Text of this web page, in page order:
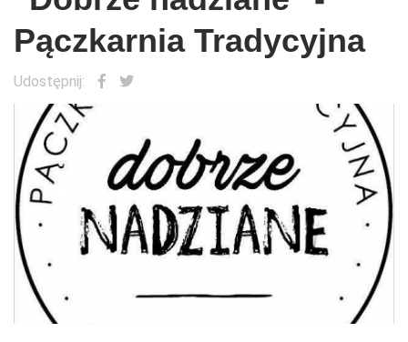
Pączkarnia Tradycyjna
Udostępnij: